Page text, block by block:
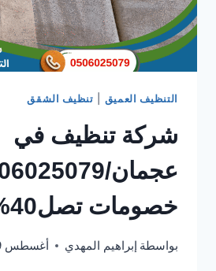
التنظيف العميق تنظيف الشقق
شركة تنظيف في
خصومات تصل40%
بواسطة إبراهيم المهدي أغسطس 29, 2025